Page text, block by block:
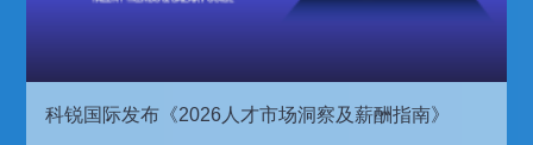
科锐国际发布《2026人才市场洞察及薪酬指南》